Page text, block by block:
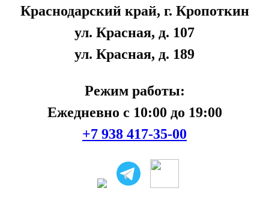
Краснодарский край, г. Кропоткин
ул. Красная, д. 107
ул. Красная, д. 189
Режим работы:
Ежедневно с 10:00 до 19:00
+7 938 417-35-00